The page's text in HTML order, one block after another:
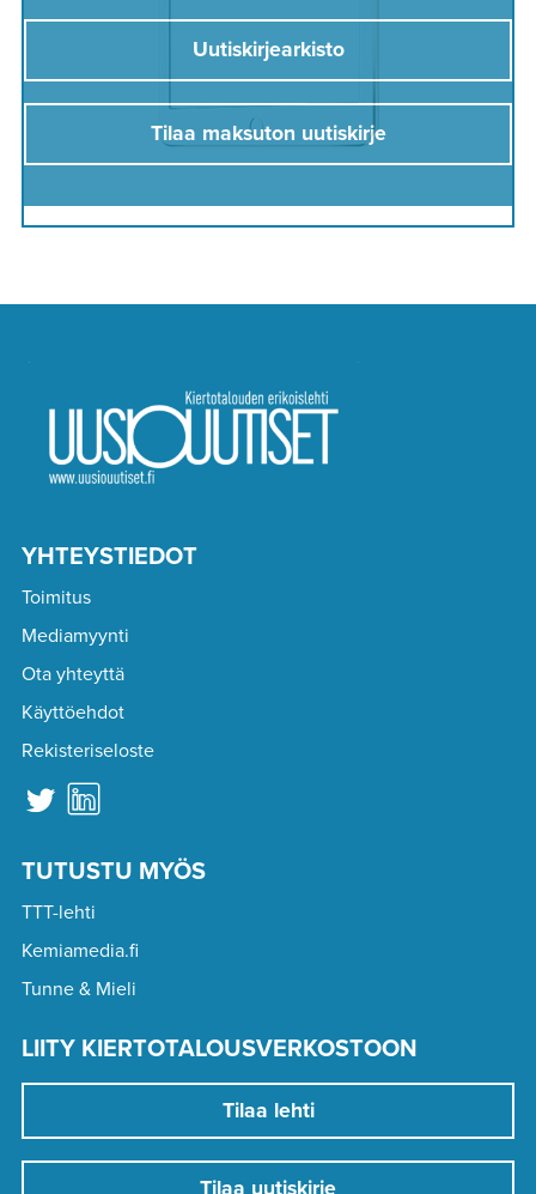
Uutiskirjearkisto
Tilaa maksuton uutiskirje
YHTEYSTIEDOT
Toimitus
Mediamyynti
Ota yhteyttä
Käyttöehdot
Rekisteriseloste
TUTUSTU MYÖS
TTT-lehti
Kemiamedia.fi
Tunne & Mieli
LIITY KIERTOTALOUSVERKOSTOON
Tilaa lehti
Tilaa uutiskirje